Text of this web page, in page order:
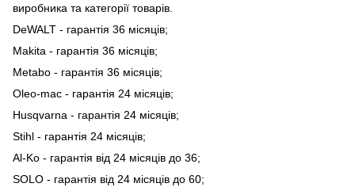
виробника та категорії товарів.
DeWALT - гарантія 36 місяців;
Makita - гарантія 36 місяців;
Metabo - гарантія 36 місяців;
Oleo-mac - гарантія 24 місяців;
Husqvarna - гарантія 24 місяців;
Stihl - гарантія 24 місяців;
Al-Ko - гарантія від 24 місяців до 36;
SOLO - гарантія від 24 місяців до 60;